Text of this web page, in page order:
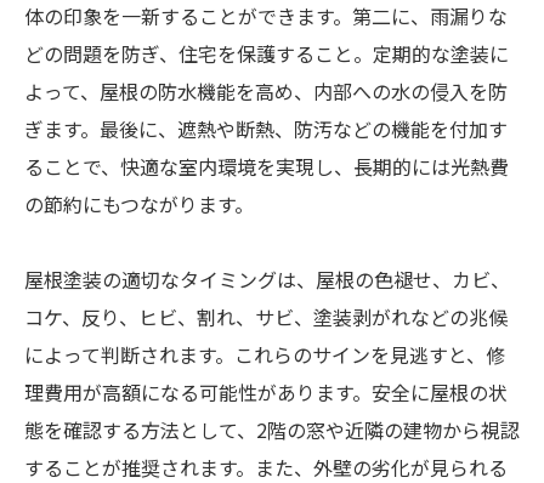
体の印象を一新することができます。第二に、雨漏りな
どの問題を防ぎ、住宅を保護すること。定期的な塗装に
よって、屋根の防水機能を高め、内部への水の侵入を防
ぎます。最後に、遮熱や断熱、防汚などの機能を付加す
ることで、快適な室内環境を実現し、長期的には光熱費
の節約にもつながります。
屋根塗装の適切なタイミングは、屋根の色褪せ、カビ、
コケ、反り、ヒビ、割れ、サビ、塗装剥がれなどの兆候
によって判断されます。これらのサインを見逃すと、修
理費用が高額になる可能性があります。安全に屋根の状
態を確認する方法として、2階の窓や近隣の建物から視認
することが推奨されます。また、外壁の劣化が見られる